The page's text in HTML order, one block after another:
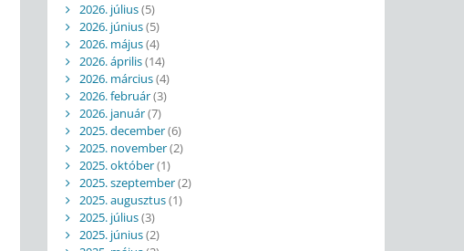
2026. július(5)
2026. június(5)
2026. május(4)
2026. április(14)
2026. március(4)
2026. február(3)
2026. január(7)
2025. december(6)
2025. november(2)
2025. október(1)
2025. szeptember(2)
2025. augusztus(1)
2025. július(3)
2025. június(2)